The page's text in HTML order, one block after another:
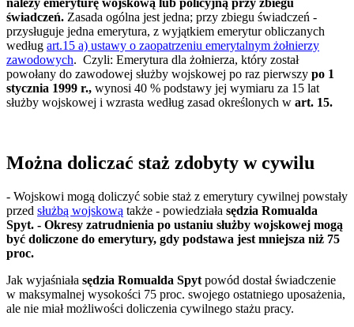
należy emeryturę wojskową lub policyjną przy zbiegu
świadczeń. Zasada ogólna jest jedna; przy zbiegu świadczeń -
przysługuje jedna emerytura, z wyjątkiem emerytur obliczanych
według art.15 a) ustawy o zaopatrzeniu emerytalnym żołnierzy
zawodowych. Czyli: Emerytura dla żołnierza, który został
powołany do zawodowej służby wojskowej po raz pierwszy po 1
stycznia 1999 r., wynosi 40 % podstawy jej wymiaru za 15 lat
służby wojskowej i wzrasta według zasad określonych w art. 15.
Można doliczać staż zdobyty w cywilu
- Wojskowi mogą doliczyć sobie staż z emerytury cywilnej powstały
przed służbą wojskową także - powiedziała sędzia Romualda
Spyt. - Okresy zatrudnienia po ustaniu służby wojskowej mogą
być doliczone do emerytury, gdy podstawa jest mniejsza niż 75
proc.
Jak wyjaśniała sędzia Romualda Spyt powód dostał świadczenie
w maksymalnej wysokości 75 proc. swojego ostatniego uposażenia,
ale nie miał możliwości doliczenia cywilnego stażu pracy.